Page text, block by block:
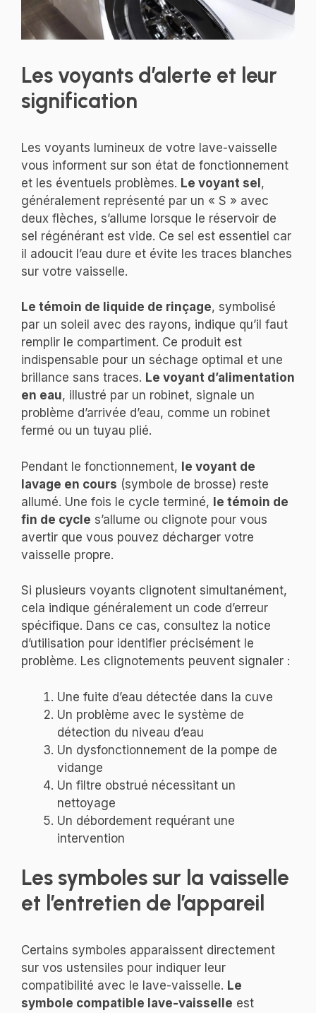
Les voyants d’alerte et leur
signification
Les voyants lumineux de votre lave-vaisselle
vous informent sur son état de fonctionnement
et les éventuels problèmes. Le voyant sel,
généralement représenté par un « S » avec
deux flèches, s’allume lorsque le réservoir de
sel régénérant est vide. Ce sel est essentiel car
il adoucit l’eau dure et évite les traces blanches
sur votre vaisselle.
Le témoin de liquide de rinçage, symbolisé
par un soleil avec des rayons, indique qu’il faut
remplir le compartiment. Ce produit est
indispensable pour un séchage optimal et une
brillance sans traces. Le voyant d’alimentation
en eau, illustré par un robinet, signale un
problème d’arrivée d’eau, comme un robinet
fermé ou un tuyau plié.
Pendant le fonctionnement, le voyant de
lavage en cours (symbole de brosse) reste
allumé. Une fois le cycle terminé, le témoin de
fin de cycle s’allume ou clignote pour vous
avertir que vous pouvez décharger votre
vaisselle propre.
Si plusieurs voyants clignotent simultanément,
cela indique généralement un code d’erreur
spécifique. Dans ce cas, consultez la notice
d’utilisation pour identifier précisément le
problème. Les clignotements peuvent signaler :
Une fuite d’eau détectée dans la cuve
Un problème avec le système de
détection du niveau d’eau
Un dysfonctionnement de la pompe de
vidange
Un filtre obstrué nécessitant un
nettoyage
Un débordement requérant une
intervention
Les symboles sur la vaisselle
et l’entretien de l’appareil
Certains symboles apparaissent directement
sur vos ustensiles pour indiquer leur
compatibilité avec le lave-vaisselle. Le
symbole compatible lave-vaisselle est